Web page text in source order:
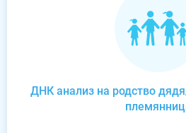
ДНК анализ на родство